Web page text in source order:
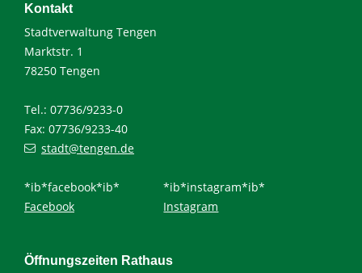
Kontakt
Stadtverwaltung Tengen
Marktstr. 1
78250 Tengen
Tel.: 07736/9233-0
Fax: 07736/9233-40
stadt@tengen.de
*ib*facebook*ib*
Facebook
*ib*instagram*ib*
Instagram
Öffnungszeiten Rathaus